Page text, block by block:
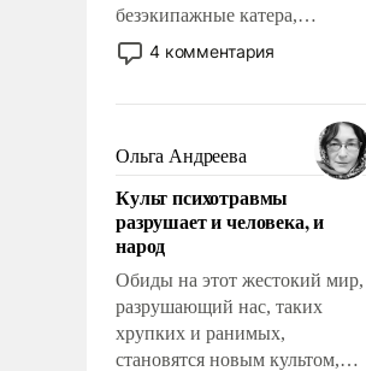
безэкипажные катера,
применение которых уже
стало обыденностью. Задача по
сложна и амбициозна. Однако
и ее реализация радикально
поднимет наши боевые
возможности.
4 комментария
Ольга Андреева
Культ психотравмы
разрушает и человека, и
народ
Обиды на этот жестокий мир,
разрушающий нас, таких
хрупких и ранимых,
становятся новым культом,